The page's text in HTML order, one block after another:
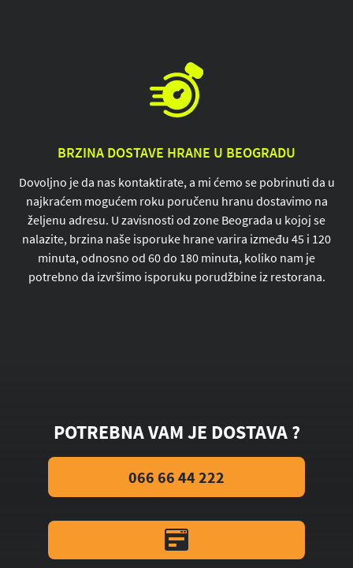
BRZINA DOSTAVE HRANE U BEOGRADU
Dovoljno je da nas kontaktirate, a mi ćemo se pobrinuti da u
najkraćem mogućem roku poručenu hranu dostavimo na
željenu adresu. U zavisnosti od zone Beograda u kojoj se
nalazite, brzina naše isporuke hrane varira između 45 i 120
minuta, odnosno od 60 do 180 minuta, koliko nam je
potrebno da izvršimo isporuku porudžbine iz restorana.
POTREBNA VAM JE DOSTAVA ?
066 66 44 222